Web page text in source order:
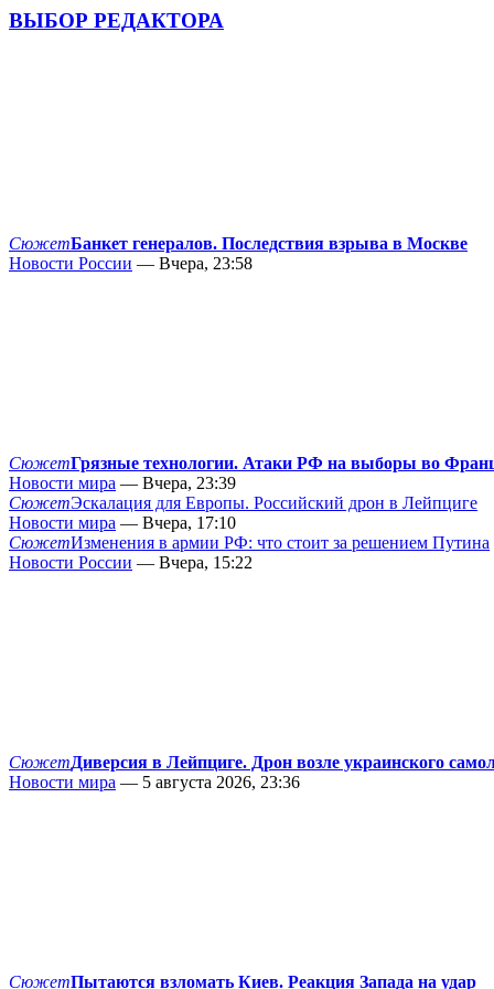
ВЫБОР РЕДАКТОРА
СюжетБанкет генералов. Последствия взрыва в Москве
Новости России — Вчера, 23:58
СюжетГрязные технологии. Атаки РФ на выборы во
Новости мира — Вчера, 23:39
СюжетЭскалация для Европы. Российский дрон в Лейпциге
Новости мира — Вчера, 17:10
СюжетИзменения в армии РФ: что стоит за решением Путина
Новости России — Вчера, 15:22
СюжетДиверсия в Лейпциге. Дрон возле украинского
Новости мира — 5 августа 2026, 23:36
СюжетПытаются взломать Киев. Реакция Запада на удар